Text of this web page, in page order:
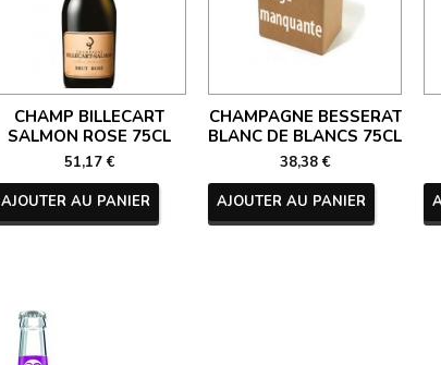
CHAMP BILLECART
SALMON ROSE 75CL
51,17 €
AJOUTER AU PANIER
CHAMPAGNE BESSERAT
BLANC DE BLANCS 75CL
38,38 €
AJOUTER AU PANIER